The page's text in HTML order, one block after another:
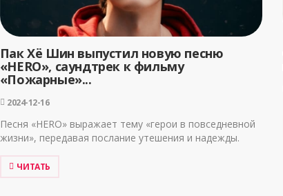
Пак Хё Шин выпустил новую песню
«HERO», саундтрек к фильму
«Пожарные»...
2024-12-16
Песня «HERO» выражает тему «герои в повседневной
жизни», передавая послание утешения и надежды.
ЧИТАТЬ